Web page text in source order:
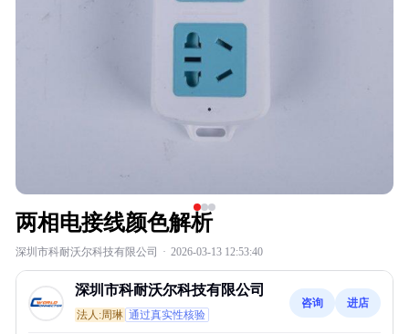
两相电接线颜色解析
深圳市科耐沃尔科技有限公司 · 2026-03-13 12:53:40
深圳市科耐沃尔科技有限公司
法人:周琳 通过真实性核验
咨询 进店